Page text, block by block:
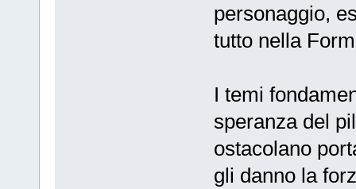
personaggio,
tutto nella
I temi
speranza del
ostacolano
gli danno la